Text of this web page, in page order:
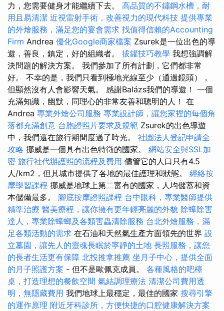
力，您需要健身才能繼續下去。 高品質的不鏽鋼水槽，耐
用且易清潔 近視雷射手術，改善視力的現代科技 提供專業
的外燴服務，滿足您的宴會需求 找值得信賴的Accounting
Firm Andrea 優化Google商家檔案 Zsurek是一位出色的導
遊，善良，鎮定，好的組織者。 拔罐技巧教學 我想強調解
決問題的解決方案。 我們參加了所有計劃，它們都非常
好。 不幸的是，我們只看到極地光線至少（通過鏡頭），
但顯然沒有人會影響天氣。 感謝Balázs我們的導遊！ 一個
充滿知識，幽默，同理心的非常友善和聰明的人！ 在
Andrea 專業外燴公司服務 專業設計師，讓您家裡的每個角
落都充滿創意 台胞證照片要求及規範 Zsurek的出色導遊
中，我們還在旅行期間度過了時光。 社團法人登記申請全
攻略 挪威是一個具有出色特徵的國家。 網站安全與SSL加
密 旅行社代辦護照的流程及費用 儘管它的人口只有4.5
人/km2，但其城市提供了各地的最佳護理和狀態。 經絡按
摩學習課程 挪威是地球上第二富有的國家，人均儲蓄和資
本儲備最多。 腳底按摩證照課程 台中眼科，專業醫師提供
精準治療 醫美療程，讓你擁有更年輕亮麗的外貌 除蟑除害
達人，專業除蟑螂及各類害蟲清除服務 台北外燴服務，滿
足各類活動的需求 在石油和天然氣生產方面領先的世界 設
立墓園，讓先人的靈魂長眠於寧靜的土地 長照服務，讓您
的長者生活更有保障 北投推拿推薦 坐月子中心，提供全面
的月子照護方案 - 但不是歐佩克成員。 各種風格的吧檯
桌，打造理想的餐飲空間 氣結調理療法 清潔公司費用透
明，無隱藏費用 我們地球上最穩定，最佳的國家 搜尋引擎
的運作原理 附近牙科診所，方便快捷的口腔健康解決方案